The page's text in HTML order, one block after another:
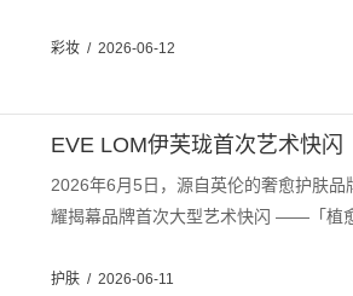
彩妆 / 2026-06-12
EVE LOM伊芙珑首次艺术快闪
2026年6月5日，源自英伦的奢愈护肤
耀揭幕品牌首次大型艺术快闪 ——「植
护肤 / 2026-06-11